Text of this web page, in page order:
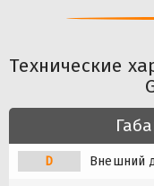
Технические
D Внешний